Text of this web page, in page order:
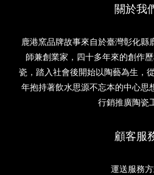
關於我
鹿港窯品牌故事來自於臺灣彰化縣
師兼創業家，四十多年來的創作
瓷，踏入社會後開始以陶藝為生，
年抱持著飲水思源不忘本的中心思
行銷推廣陶瓷
顧客服
運送服務